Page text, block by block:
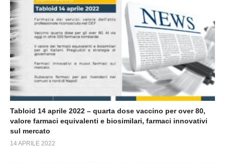
Tabloid 14 aprile 2022 – quarta dose vaccino per over 80,
valore farmaci equivalenti e biosimilari, farmaci innovativi
sul mercato
14 APRILE 2022